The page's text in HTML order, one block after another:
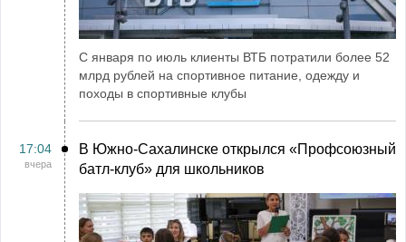
С января по июль клиенты ВТБ потратили более 52
млрд рублей на спортивное питание, одежду и
походы в спортивные клубы
17:04
вчера
В Южно-Сахалинске открылся «Профсоюзный
батл-клуб» для школьников